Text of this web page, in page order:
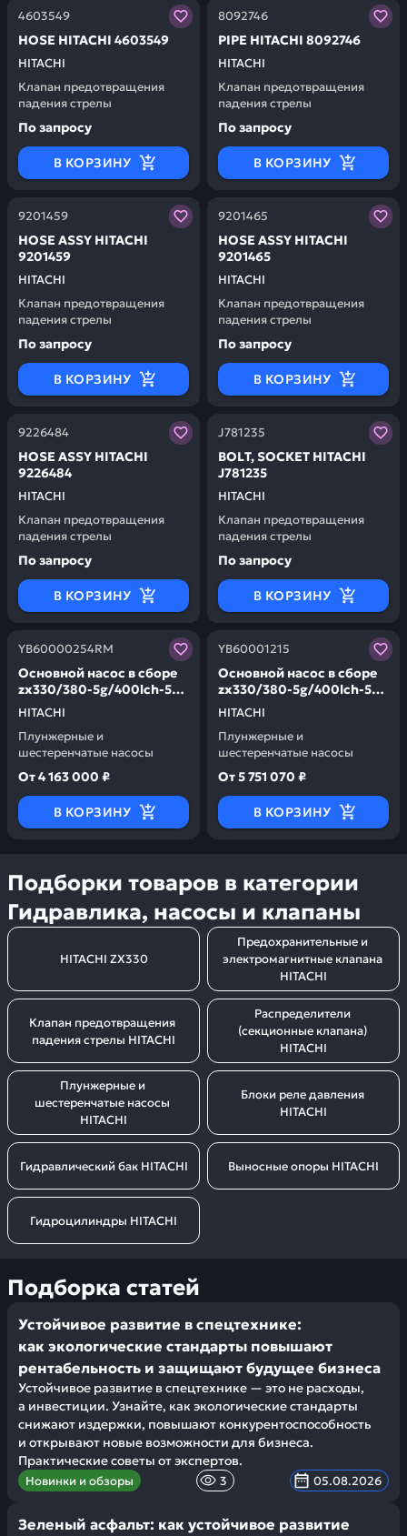
4603549
HITACHI
НОSЕ HITACHI 4603549
Клапан предотвращения
падения стрелы
Заказывая запчасти у нас, вы получаете гарантию
По запросу
В КОРЗИНУ
8092746
HITACHI
РIРЕ HITACHI 8092746
Клапан предотвращения
падения стрелы
Заказывая запчасти у
По запросу
В КОРЗИНУ
9201459
HITACHI
НОSЕ АSSY HITACHI
9201459
Клапан предотвращения
падения стрелы
Заказывая запчасти у нас, вы получаете гарантию
По запросу
В КОРЗИНУ
9201465
HITACHI
НОSЕ АSSY HITACHI
9201465
Клапан предотвращения
падения стрелы
Заказывая запчасти у
По запросу
В КОРЗИНУ
9226484
HITACHI
НОSЕ АSSY HITACHI
9226484
Клапан предотвращения
падения стрелы
Заказывая запчасти у нас, вы получаете гарантию
По запросу
В КОРЗИНУ
J781235
HITACHI
ВОLТ, SОСКЕТ HITACHI
J781235
Клапан предотвращения
падения стрелы
Заказывая запчасти у
По запросу
В КОРЗИНУ
YB60000254RM
HITACHI
Основной насос в сборе
zx330/380-5g/400lch-5g
HITACHI YB60000254RM
Плунжерные и
шестеренчатые насосы
Заказывая запчасти у нас, вы получаете гарантию
От4 163 000 ₽
В КОРЗИНУ
YB60001215
HITACHI
Основной насос в сборе
zx330/380-5g/400lch-5g
HITACHI YB60001215
Плунжерные и
шестеренчатые насосы
Заказывая запчасти у
От5 751 070 ₽
В КОРЗИНУ
Подборки товаров в категории
Гидравлика, насосы и клапаны
HITACHI ZX330
Предохранительные и
электромагнитные клапана
HITACHI
Клапан предотвращения
падения стрелы HITACHI
Распределители
(секционные клапана)
HITACHI
Плунжерные и
шестеренчатые насосы
HITACHI
Блоки реле давления
HITACHI
Гидравлический бак HITACHI Выносные опоры HITACHI
Гидроцилиндры HITACHI
Подборка статей
Устойчивое развитие в спецтехнике:
как экологические стандарты повышают
рентабельность и защищают будущее бизнеса
Устойчивое развитие в спецтехнике — это не расходы,
а инвестиции. Узнайте, как экологические стандарты
снижают издержки, повышают конкурентоспособность
и открывают новые возможности для бизнеса.
Практические советы от экспертов.
Новинки и обзоры 3 05.08.2026
Зеленый асфальт: как устойчивое развитие